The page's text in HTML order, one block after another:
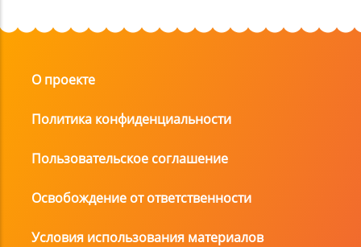
О проекте
Политика конфиденциальности
Пользовательское соглашение
Освобождение от ответственности
Условия использования материалов